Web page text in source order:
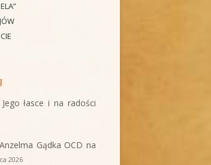
łasce i na radości
Gądka OCD na
2026